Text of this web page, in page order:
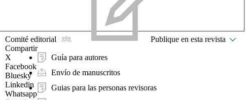
Comité editorial Publique en esta revista
Guía para autores
Envío de manuscritos
Guias para las personas revisoras
Compartir
X
Facebook
Bluesky
Linkedin
Whatsapp